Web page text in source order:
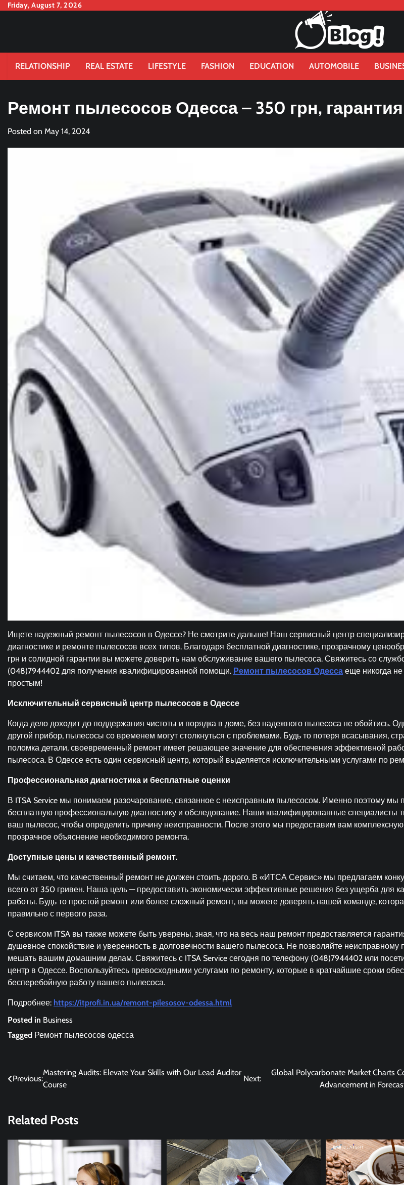
SkipFriday, August 7, 2026
RELATIONSHIP REAL ESTATE LIFESTYLE FASHION EDUCATION AUTOMOBILE
Ремонт пылесосов Одесса – 350 грн, гарантия
Posted on May 14, 2024
Ищете надежный ремонт пылесосов в Одессе? Не смотрите дальше! Наш сервисный центр
диагностике и ремонте пылесосов всех типов. Благодаря бесплатной диагностике, прозрачному
грн и солидной гарантии вы можете доверить нам обслуживание вашего пылесоса. Свяжитесь со
(048)7944402 для получения квалифицированной помощи. Ремонт пылесосов Одесса еще никогда
простым!
Исключительный сервисный центр пылесосов в Одессе
Когда дело доходит до поддержания чистоты и порядка в доме, без надежного пылесоса не обойтись.
другой прибор, пылесосы со временем могут столкнуться с проблемами. Будь то потеря всасывания,
поломка детали, своевременный ремонт имеет решающее значение для обеспечения эффективной
пылесоса. В Одессе есть один сервисный центр, который выделяется исключительными услугами по
Профессиональная диагностика и бесплатные оценки
В ITSA Service мы понимаем разочарование, связанное с неисправным пылесосом. Именно поэтому мы
бесплатную профессиональную диагностику и обследование. Наши квалифицированные специалисты
ваш пылесос, чтобы определить причину неисправности. После этого мы предоставим вам
прозрачное объяснение необходимого ремонта.
Доступные цены и качественный ремонт.
Мы считаем, что качественный ремонт не должен стоить дорого. В «ИТСА Сервис» мы предлагаем
всего от 350 гривен. Наша цель — предоставить экономически эффективные решения без ущерба для
работы. Будь то простой ремонт или более сложный ремонт, вы можете доверять нашей команде,
правильно с первого раза.
С сервисом ITSA вы также можете быть уверены, зная, что на весь наш ремонт предоставляется
душевное спокойствие и уверенность в долговечности вашего пылесоса. Не позволяйте
мешать вашим домашним делам. Свяжитесь с ITSA Service сегодня по телефону (048)7944402 или
центр в Одессе. Воспользуйтесь превосходными услугами по ремонту, которые в кратчайшие сроки
бесперебойную работу вашего пылесоса.
Подробнее: https://itprofi.in.ua/remont-pilesosov-odessa.html
Posted in Business
Tagged Ремонт пылесосов одесса
Post
Previous:
Mastering Audits: Elevate Your Skills with Our Lead Auditor
Course
Next:
Global Polycarbonate Market Charts
Advancement in
Related Posts